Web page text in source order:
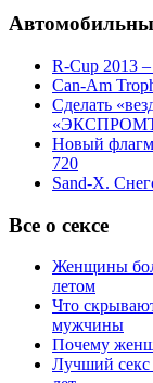
R-Cup 2013 –
Can-Am
Сделать
Новый
720
Sand-X.
Все о сексе
Женщины
летом
Что
мужчины
Почему
Лучший